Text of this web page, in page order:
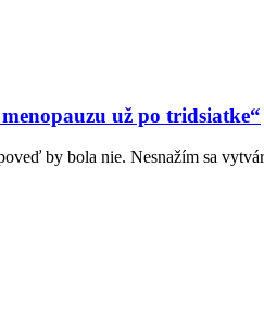
už po tridsiatke“
by bola nie. Nesnažím sa